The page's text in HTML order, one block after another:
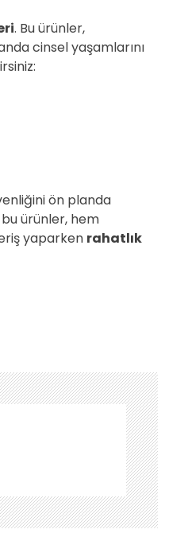
. Bu ürünler,
cinsel yaşamlarını
ön planda
ürünler, hem
yaparken rahatlık